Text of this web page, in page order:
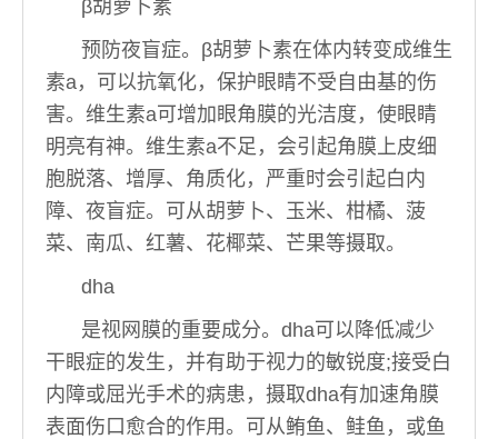
β胡萝卜素
预防夜盲症。β胡萝卜素在体内转变成维生
素a，可以抗氧化，保护眼睛不受自由基的伤
害。维生素a可增加眼角膜的光洁度，使眼睛
明亮有神。维生素a不足，会引起角膜上皮细
胞脱落、增厚、角质化，严重时会引起白内
障、夜盲症。可从胡萝卜、玉米、柑橘、菠
菜、南瓜、红薯、花椰菜、芒果等摄取。
dha
是视网膜的重要成分。dha可以降低减少
干眼症的发生，并有助于视力的敏锐度;接受白
内障或屈光手术的病患，摄取dha有加速角膜
表面伤口愈合的作用。可从鲔鱼、鲑鱼，或鱼